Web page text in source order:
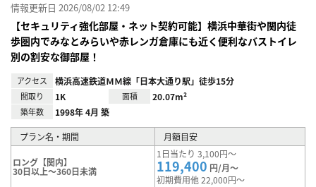
情報更新日 2026/08/02 12:49
【セキュリティ強化部屋・ネット契約可能】横浜中華街や関内徒
歩圏内でみなとみらいや赤レンガ倉庫にも近く便利なバストイレ
別の割安な御部屋！
アクセス 横浜高速鉄道ＭＭ線「日本大通り駅」徒歩15分
間取り 1K 面積 20.07m²
築年数 1998年 4月 築
プラン名・期間 月額目安
ロング【関内】
30日以上～360日未満
1日当たり 3,100円～
119,400 円/月～
初期費用他 22,000円～